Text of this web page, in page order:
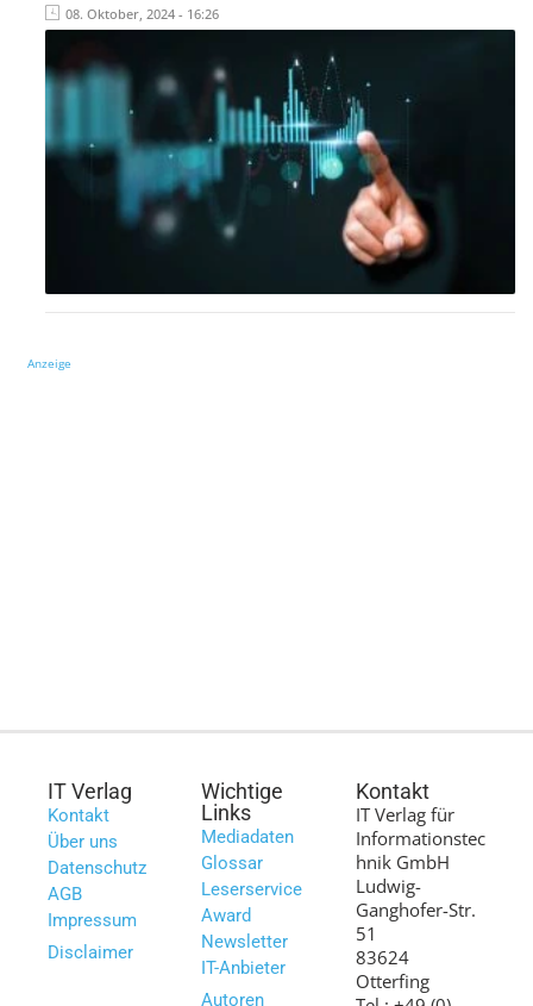
08. Oktober, 2024 - 16:26
Anzeige
IT Verlag
Kontakt
Über uns
Datenschutz
AGB
Impressum
Disclaimer
Wichtige
Links
Mediadaten
Glossar
Leserservice
Award
Newsletter
IT-Anbieter
Autoren
Kontakt
IT Verlag für
Informationstec
hnik GmbH
Ludwig-
Ganghofer-Str.
51
83624
Otterfing